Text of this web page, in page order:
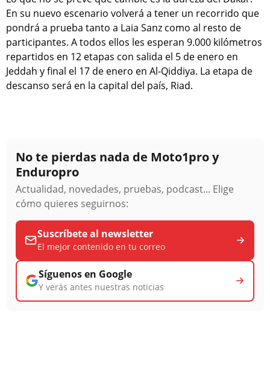
En su nuevo escenario volverá a tener un recorrido que
pondrá a prueba tanto a Laia Sanz como al resto de
participantes. A todos ellos les esperan 9.000 kilómetros
repartidos en 12 etapas con salida el 5 de enero en
Jeddah y final el 17 de enero en Al-Qiddiya. La etapa de
descanso será en la capital del país, Riad.
No te pierdas nada de Moto1pro y
Enduropro
Actualidad, novedades, pruebas, podcast... Elige
cómo quieres seguirnos:
Suscríbete al newsletter
El mejor contenido en tu correo
Síguenos en Google
Y verás antes nuestras noticias